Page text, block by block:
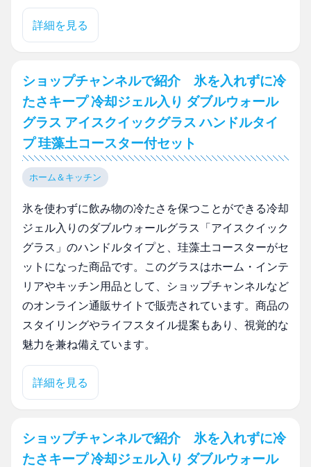
詳細を見る
ショップチャンネルで紹介 氷を入れずに冷
たさキープ 冷却ジェル入り ダブルウォール
グラス アイスクイックグラス ハンドルタイ
プ 珪藻土コースター付セット
ホーム＆キッチン
氷を使わずに飲み物の冷たさを保つことができる冷却
ジェル入りのダブルウォールグラス「アイスクイック
グラス」のハンドルタイプと、珪藻土コースターがセ
ットになった商品です。このグラスはホーム・インテ
リアやキッチン用品として、ショップチャンネルなど
のオンライン通販サイトで販売されています。商品の
スタイリングやライフスタイル提案もあり、視覚的な
魅力を兼ね備えています。
詳細を見る
ショップチャンネルで紹介 氷を入れずに冷
たさキープ 冷却ジェル入り ダブルウォール